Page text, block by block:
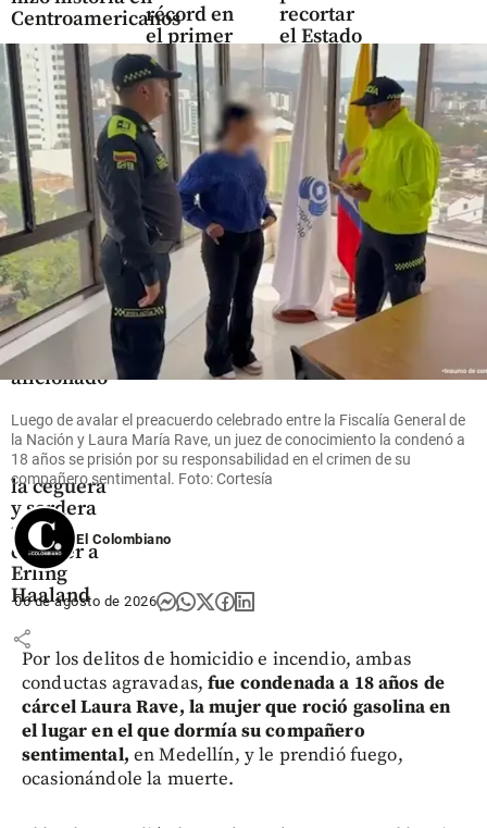
Centroamericanos
share
récord en
el primer
semestre
de 2026
share
recortar
el Estado
un 40%
arranca
con las
‘manos
atadas’
hace 1
minuto
share
Fútbol
Un
aficionado
Manchester
City se
enfrentó a
la ceguera
y sordera
para
conocer a
Erling
Haaland
share
Luego de avalar el preacuerdo celebrado entre la Fiscalía General de
la Nación y Laura María Rave, un juez de conocimiento la condenó a
18 años se prisión por su responsabilidad en el crimen de su
compañero sentimental. Foto: Cortesía
El Colombiano
06 de agosto de 2026
Por los delitos de homicidio e incendio, ambas
conductas agravadas,fue condenada a 18 años de
cárcel Laura Rave, la mujer que roció gasolina en
el lugar en el que dormía su compañero
sentimental, en Medellín, y le prendió fuego,
ocasionándole la muerte.